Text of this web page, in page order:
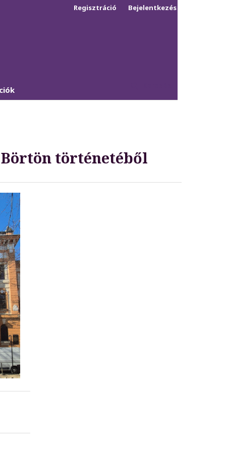
Regisztráció Bejelentkezés
Börtön történetéből